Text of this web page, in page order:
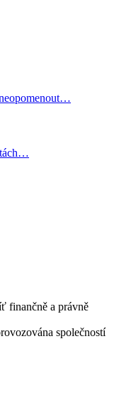
finančně a právně
společností